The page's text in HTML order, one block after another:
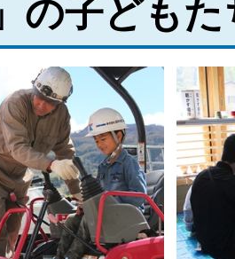
の子ども